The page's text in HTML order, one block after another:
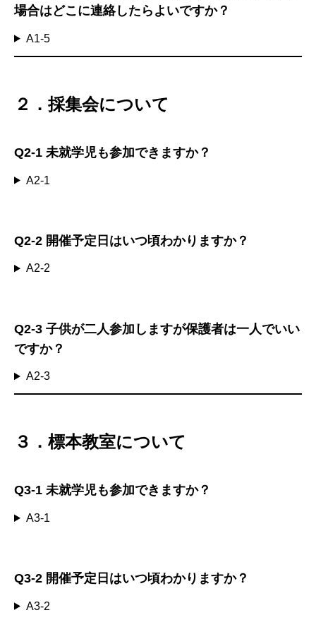
場合はどこに連絡したらよいですか？
A1-5
２．採集会について
Q2-1 未就学児も参加できますか？
A2-1
Q2-2 開催予定日はいつ頃わかりますか？
A2-2
Q2-3 子供が二人参加しますが保護者は一人でいい
ですか？
A2-3
３．標本教室について
Q3-1 未就学児も参加できますか？
A3-1
Q3-2 開催予定日はいつ頃わかりますか？
A3-2